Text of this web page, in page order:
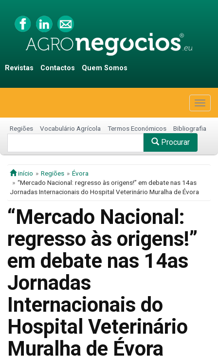
Revistas Contactos Quem Somos
Regiões Vocabulário Agrícola Termos Económicos Bibliografia
Procurar
início Regiões
Évora
“Mercado Nacional: regresso às origens!” em debate nas 14as
Jornadas Internacionais do Hospital Veterinário Muralha de Évora
“Mercado Nacional:
regresso às origens!”
em debate nas 14as
Jornadas
Internacionais do
Hospital Veterinário
Muralha de Évora